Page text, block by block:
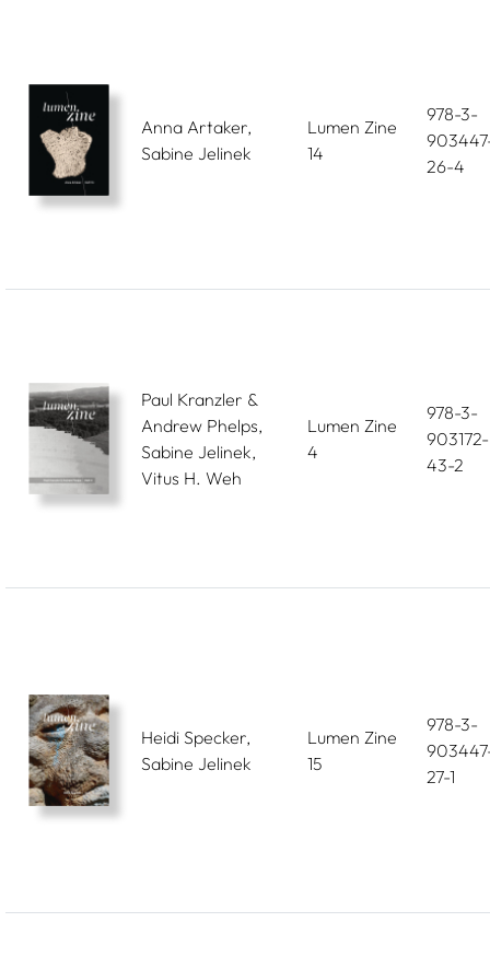
Anna Artaker,
Sabine Jelinek
Lumen Zine
14
978-3-
26-4
Paul Kranzler &
Andrew Phelps,
Sabine Jelinek,
Vitus H. Weh
Lumen Zine
4
978-3-
903172-
43-2
Heidi Specker,
Sabine Jelinek
Lumen Zine
15
978-3-
27-1